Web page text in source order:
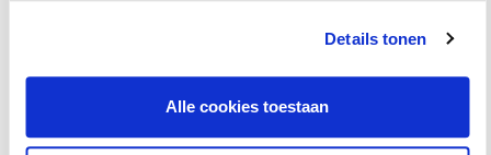
Details tonen
Alle cookies toestaan